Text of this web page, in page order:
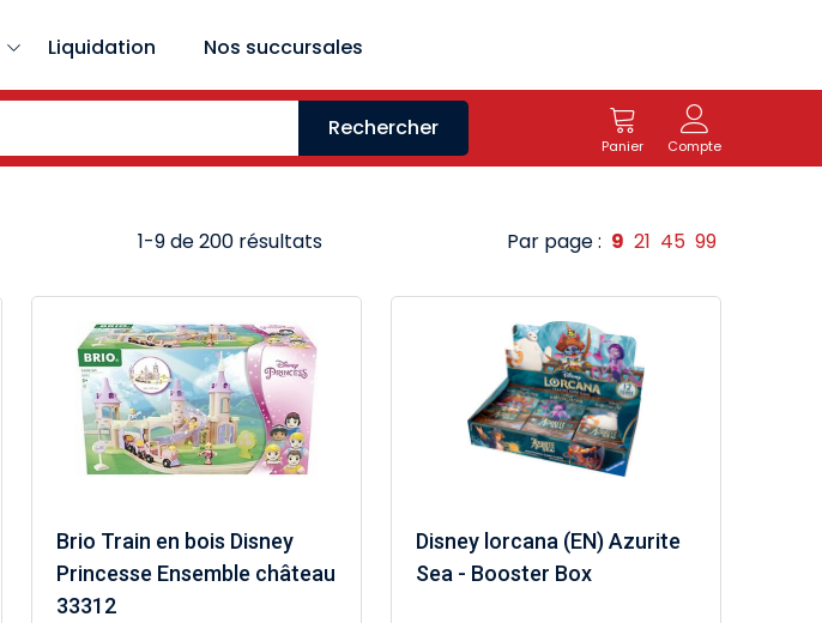
Liquidation Nos succursales
Rechercher
Panier Compte
1-9 de 200 résultats Par page : 9 21 45 99
Brio Train en bois Disney
Princesse Ensemble château
33312
Disney lorcana (EN) Azurite
Sea - Booster Box